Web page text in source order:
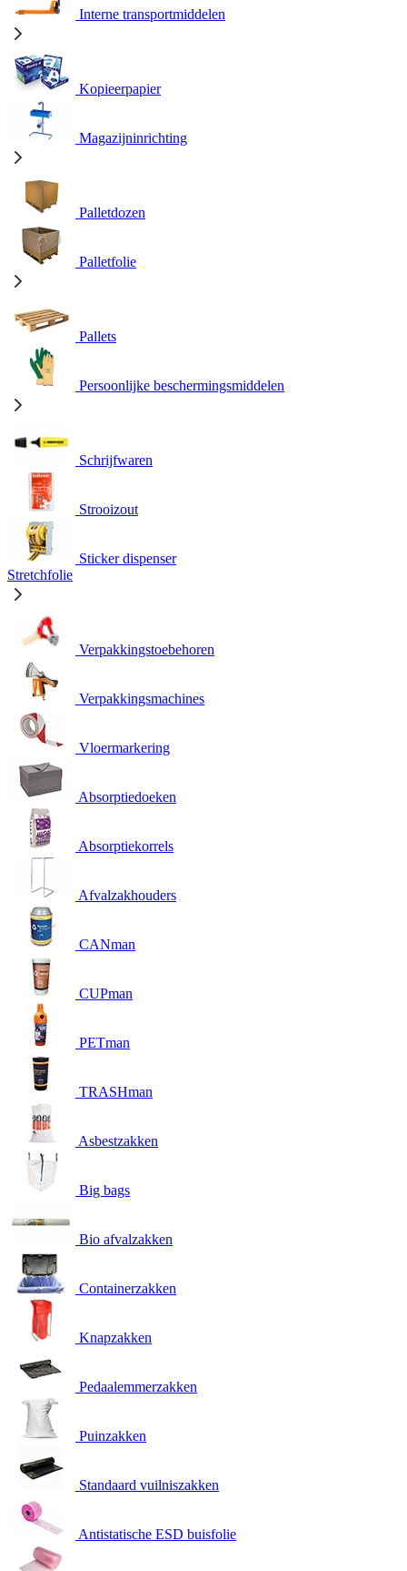
Interne transportmiddelen
Kopieerpapier
Magazijninrichting
Palletdozen
Palletfolie
Pallets
Persoonlijke beschermingsmiddelen
Schrijfwaren
Strooizout
Sticker dispenser
Stretchfolie
Verpakkingstoebehoren
Verpakkingsmachines
Vloermarkering
Absorptiedoeken
Absorptiekorrels
Afvalzakhouders
CANman
CUPman
PETman
TRASHman
Asbestzakken
Big bags
Bio afvalzakken
Containerzakken
Knapzakken
Pedaalemmerzakken
Puinzakken
Standaard vuilniszakken
Antistatische ESD buisfolie